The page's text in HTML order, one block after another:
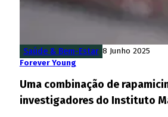
Saúde & Bem-Estar 8 Junho 2025
Forever Young
Uma combinação de
investigadores do Instituto